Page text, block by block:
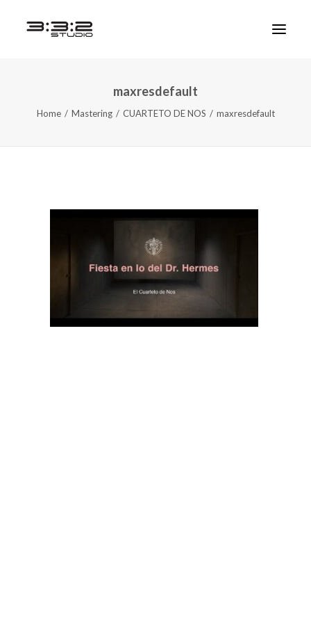
maxresdefault
Home Mastering CUARTETO DE NOS maxresdefault